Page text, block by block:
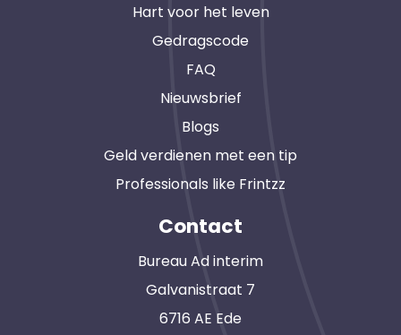
Hart voor het leven
Gedragscode
FAQ
Nieuwsbrief
Blogs
Geld verdienen met een tip
Professionals like Frintzz
Contact
Bureau Ad interim
Galvanistraat 7
6716 AE Ede